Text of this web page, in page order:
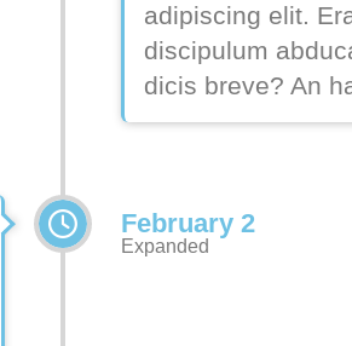
adipiscing elit.
discipulum
dicis breve? An
February 2
Expanded